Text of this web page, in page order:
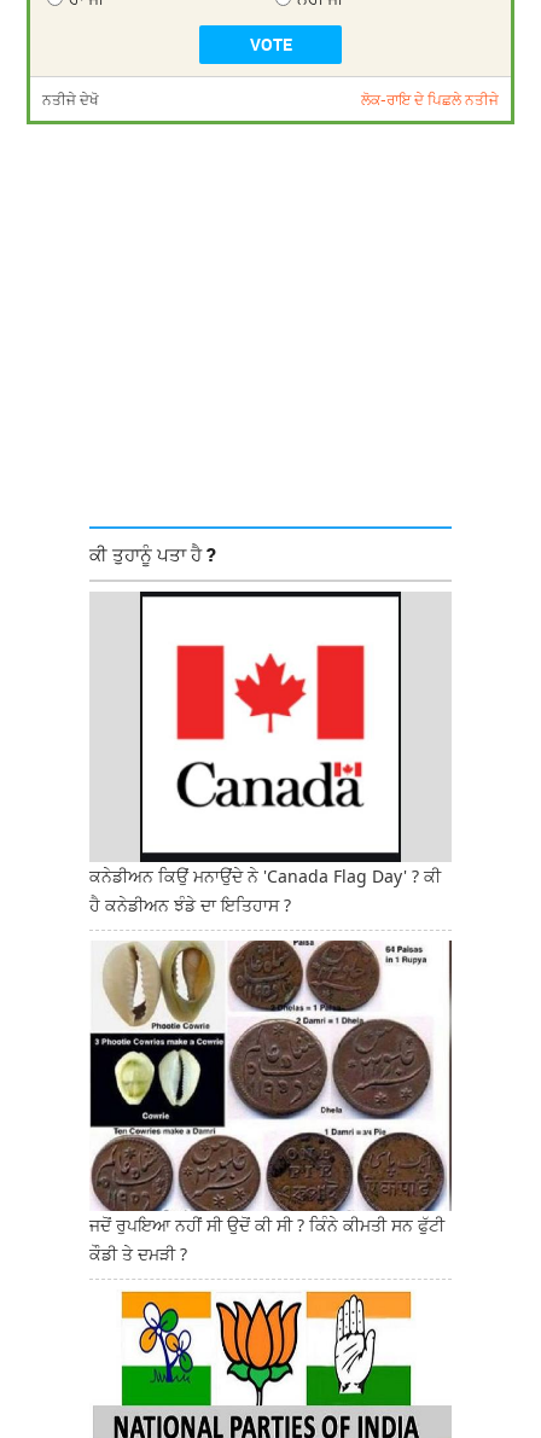
ਨਤੀਜੇ ਦੇਖੋ ਲੋਕ-ਰਾਇ ਦੇ ਪਿਛਲੇ ਨਤੀਜੇ
ਕੀ ਤੁਹਾਨੂੰ ਪਤਾ ਹੈ ?
ਕਨੇਡੀਅਨ ਕਿਉਂ ਮਨਾਉਂਦੇ ਨੇ 'Canada Flag Day' ? ਕੀ
ਹੈ ਕਨੇਡੀਅਨ ਝੰਡੇ ਦਾ ਇਤਿਹਾਸ ?
ਜਦੋਂ ਰੁਪਇਆ ਨਹੀਂ ਸੀ ਉਦੋਂ ਕੀ ਸੀ ? ਕਿੰਨੇ ਕੀਮਤੀ ਸਨ ਫੁੱਟੀ
ਕੌਡੀ ਤੇ ਦਮੜੀ ?